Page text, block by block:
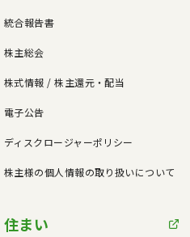
統合報告書
株主総会
株式情報 / 株主還元・配当
電子公告
ディスクロージャーポリシー
株主様の個人情報の取り扱いについて
住まい